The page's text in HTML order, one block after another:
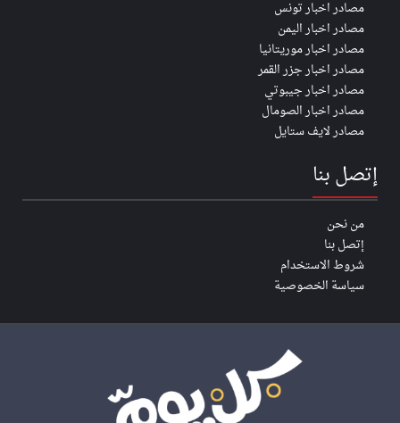
مصادر اخبار تونس
مصادر اخبار اليمن
مصادر اخبار موريتانيا
مصادر اخبار جزر القمر
مصادر اخبار جيبوتي
مصادر اخبار الصومال
مصادر لايف ستايل
إتصل بنا
من نحن
إتصل بنا
شروط الاستخدام
سياسة الخصوصية